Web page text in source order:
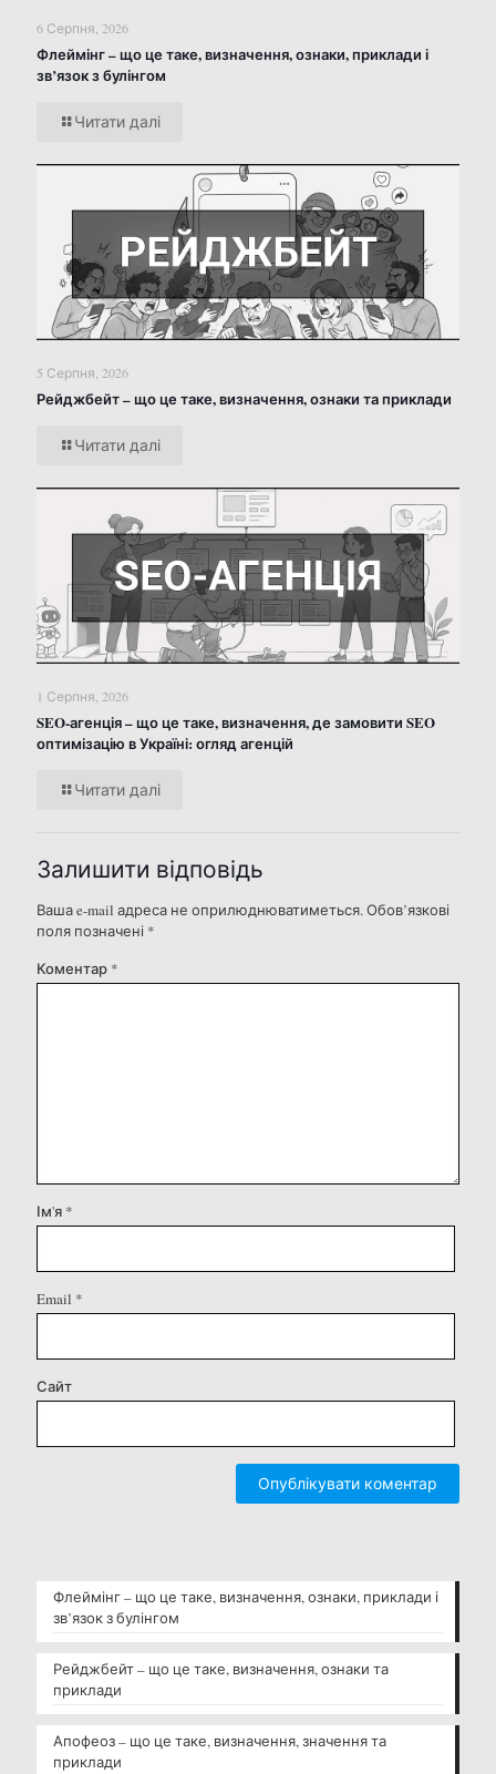
6 Серпня, 2026
Флеймінг – що це таке, визначення, ознаки, приклади і
зв’язок з булінгом
Читати далі
5 Серпня, 2026
Рейджбейт – що це таке, визначення, ознаки та приклади
Читати далі
1 Серпня, 2026
SEO-агенція – що це таке, визначення, де замовити SEO
оптимізацію в Україні: огляд агенцій
Читати далі
Залишити відповідь
Ваша e-mail адреса не оприлюднюватиметься.Обов’язкові
поля позначені *
Коментар *
Ім'я *
Email *
Сайт
Флеймінг – що це таке, визначення, ознаки, приклади і
зв’язок з булінгом
Рейджбейт – що це таке, визначення, ознаки та
приклади
Апофеоз – що це таке, визначення, значення та
приклади